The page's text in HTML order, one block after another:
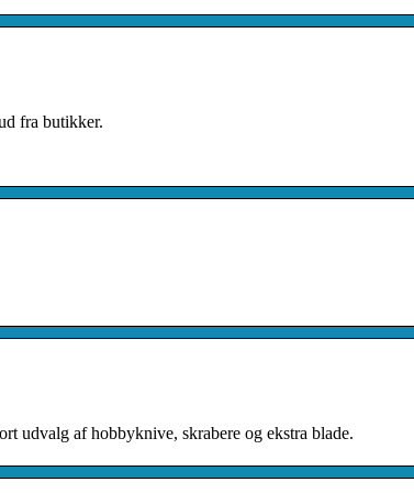
fra butikker.
udvalg af hobbyknive, skrabere og ekstra blade.